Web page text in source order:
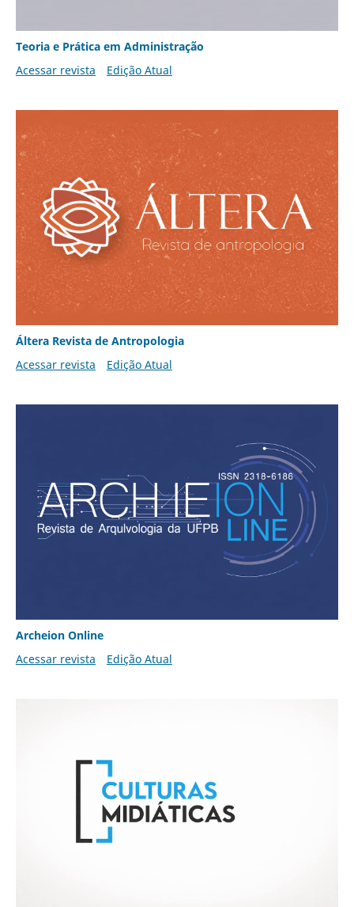
Teoria e Prática em Administração
Acessar revista
Edição Atual
Áltera Revista de Antropologia
Acessar revista
Edição Atual
Archeion Online
Acessar revista
Edição Atual